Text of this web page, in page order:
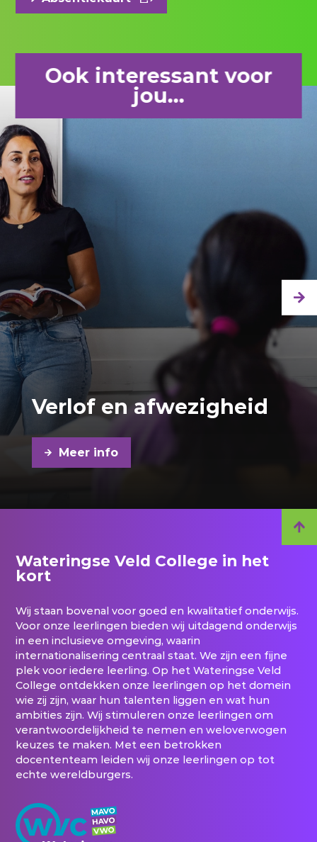
Ook interessant voor
jou...
Verlof en afwezigheid
Meer info
Wateringse Veld College in het
kort
Wij staan bovenal voor goed en kwalitatief onderwijs.
Voor onze leerlingen bieden wij uitdagend onderwijs
in een inclusieve omgeving, waarin
internationalisering centraal staat. We zijn een fijne
plek voor iedere leerling. Op het Wateringse Veld
College ontdekken onze leerlingen op het domein
wie zij zijn, waar hun talenten liggen en wat hun
ambities zijn. Wij stimuleren onze leerlingen om
verantwoordelijkheid te nemen en weloverwogen
keuzes te maken. Met een betrokken
docententeam leiden wij onze leerlingen op tot
echte wereldburgers.